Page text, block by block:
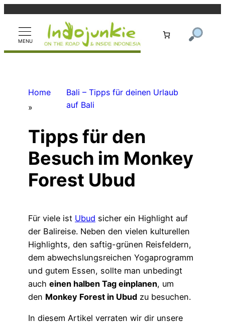
springen
Home
»
Bali – Tipps für deinen Urlaub
auf Bali
Tipps für den
Besuch im Monkey
Forest Ubud
Für viele ist Ubud sicher ein Highlight auf
der Balireise. Neben den vielen kulturellen
Highlights, den saftig-grünen Reisfeldern,
dem abwechslungsreichen Yogaprogramm
und gutem Essen, sollte man unbedingt
auch einen halben Tag einplanen, um
den Monkey Forest in Ubud zu besuchen.
In diesem Artikel verraten wir dir unsere